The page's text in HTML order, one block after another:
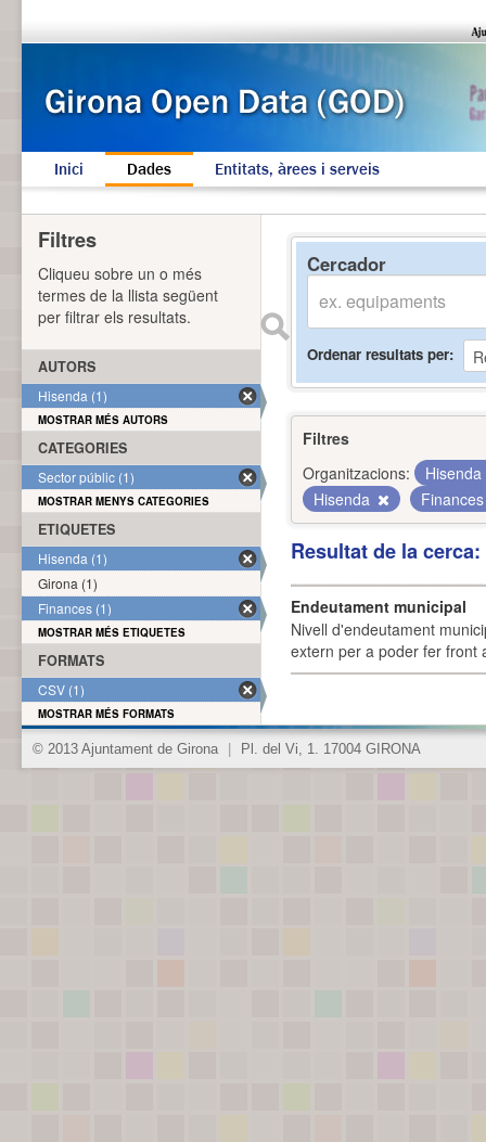
Inici Dades Entitats, àrees i serveis
Cercador
Ordenar resultats per
Filtres
Organitzacions:
Hisenda
Hisenda
Resultat de la
Endeutament municipal
Nivell d'endeutament
extern per a poder fer front
Filtres
Cliqueu sobre un o més
termes de la llista següent
per filtrar els resultats.
AUTORS
Hisenda (1)
MOSTRAR MÉS AUTORS
CATEGORIES
Sector públic (1)
MOSTRAR MENYS CATEGORIES
ETIQUETES
Hisenda (1)
Girona (1)
Finances (1)
MOSTRAR MÉS ETIQUETES
FORMATS
CSV (1)
MOSTRAR MÉS FORMATS
© 2013 Ajuntament de Girona Pl. del Vi, 1. 17004 GIRONA